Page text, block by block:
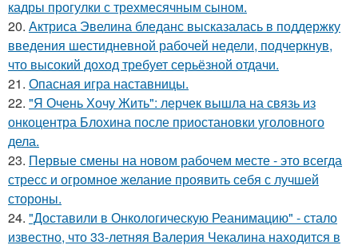
кадры прогулки с трехмесячным сыном.
20. Актриса Эвелина бледанс высказалась в поддержку
введения шестидневной рабочей недели, подчеркнув,
что высокий доход требует серьёзной отдачи.
21. Опасная игра наставницы.
22. "Я Очень Хочу Жить": лерчек вышла на связь из
онкоцентра Блохина после приостановки уголовного
дела.
23. Первые смены на новом рабочем месте - это всегда
стресс и огромное желание проявить себя с лучшей
стороны.
24. "Доставили в Онкологическую Реанимацию" - стало
известно, что 33-летняя Валерия Чекалина находится в